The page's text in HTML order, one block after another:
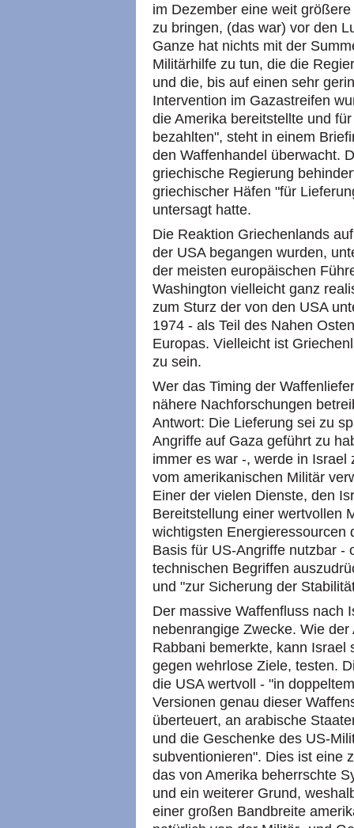
im Dezember eine weit
zu bringen, (das war) vor den
Ganze hat nichts mit der
Militärhilfe zu tun, die die
und die, bis auf einen sehr
Intervention im Gazastreifen
die Amerika bereitstellte und
bezahlten", steht in einem
den Waffenhandel überwacht.
griechische Regierung
griechischer Häfen "für
untersagt hatte.
Die Reaktion Griechenlands
der USA begangen wurden,
der meisten europäischen
Washington vielleicht ganz
zum Sturz der von den USA
1974 - als Teil des Nahen
Europas. Vielleicht ist
zu sein.
Wer das Timing der
nähere Nachforschungen
Antwort: Die Lieferung sei zu
Angriffe auf Gaza geführt zu
immer es war -, werde in
vom amerikanischen Militär
Einer der vielen Dienste, den
Bereitstellung einer wertvollen
wichtigsten Energieressourcen
Basis für US-Angriffe nutzbar -
technischen Begriffen
und "zur Sicherung der
Der massive Waffenfluss nach
nebenrangige Zwecke. Wie
Rabbani bemerkte, kann Israel
gegen wehrlose Ziele, testen.
die USA wertvoll - "in
Versionen genau dieser
überteuert, an arabische
und die Geschenke des US-
subventionieren". Dies ist eine
das von Amerika beherrschte
und ein weiterer Grund,
einer großen Bandbreite